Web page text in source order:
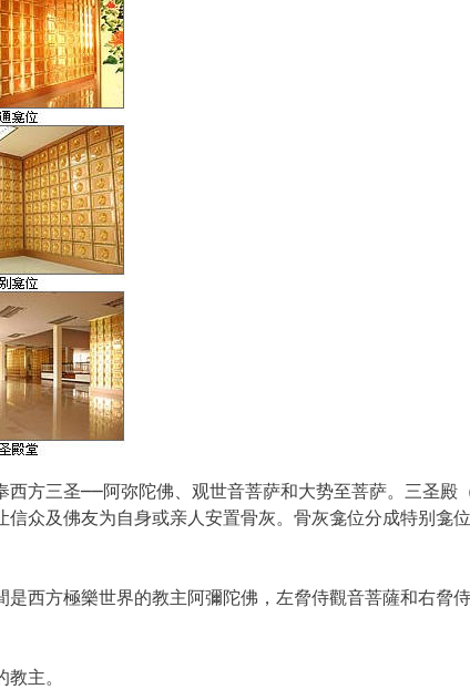
方三圣──阿弥陀佛、观世音菩萨和大势至菩萨。三圣殿
众及佛友为自身或亲人安置骨灰。骨灰龛位分成特别龛位
西方極樂世界的教主阿彌陀佛，左脅侍觀音菩薩和右脅
主。